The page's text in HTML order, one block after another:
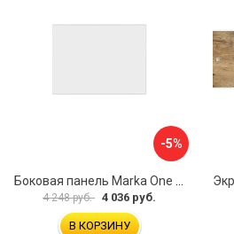
-5%
Боковая панель Marka One Flat 80 MG L 02бфл80мгл
4 248 руб. 4 036 руб.
В КОРЗИНУ